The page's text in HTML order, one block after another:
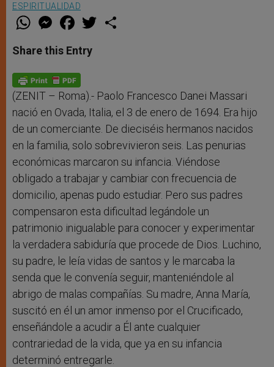
ESPIRITUALIDAD
W
t
s
p
p
M
e
s
e
g
e
F
a
e
b
o
k
w
Share this Entry
(ZENIT – Roma).- Paolo Francesco Danei Massari
nació en Ovada, Italia, el 3 de enero de 1694. Era hijo
de un comerciante. De dieciséis hermanos nacidos
en la familia, solo sobrevivieron seis. Las penurias
económicas marcaron su infancia. Viéndose
obligado a trabajar y cambiar con frecuencia de
domicilio, apenas pudo estudiar. Pero sus padres
compensaron esta dificultad legándole un
patrimonio inigualable para conocer y experimentar
la verdadera sabiduría que procede de Dios. Luchino,
su padre, le leía vidas de santos y le marcaba la
senda que le convenía seguir, manteniéndole al
abrigo de malas compañías. Su madre, Anna María,
suscitó en él un amor inmenso por el Crucificado,
enseñándole a acudir a Él ante cualquier
contrariedad de la vida, que ya en su infancia
determinó entregarle.